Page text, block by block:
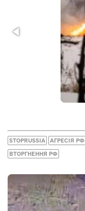
STOPRUSSIA АГРЕСІЯ РФ
ВТОРГНЕННЯ РФ